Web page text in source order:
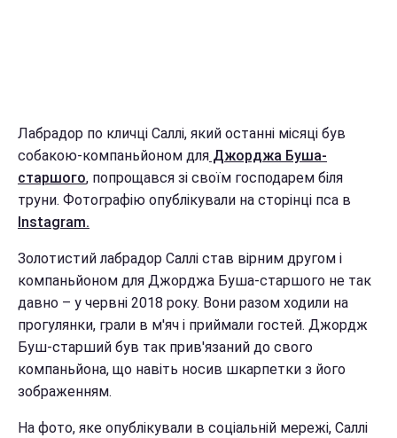
Лабрадор по кличці Саллі, який останні місяці був
собакою-компаньйоном для Джорджа Буша-
старшого, попрощався зі своїм господарем біля
труни. Фотографію опублікували на сторінці пса в
Instagram.
Золотистий лабрадор Саллі став вірним другом і
компаньйоном для Джорджа Буша-старшого не так
давно – у червні 2018 року. Вони разом ходили на
прогулянки, грали в м'яч і приймали гостей. Джордж
Буш-старший був так прив'язаний до свого
компаньйона, що навіть носив шкарпетки з його
зображенням.
На фото, яке опублікували в соціальній мережі, Саллі